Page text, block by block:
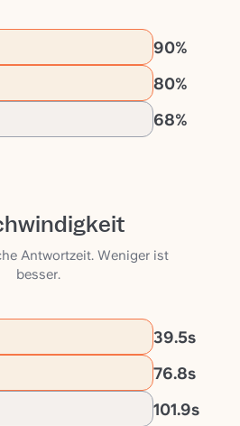
90%
80%
68%
Antwortzeit. Weniger ist
besser.
39.5s
76.8s
101.9s